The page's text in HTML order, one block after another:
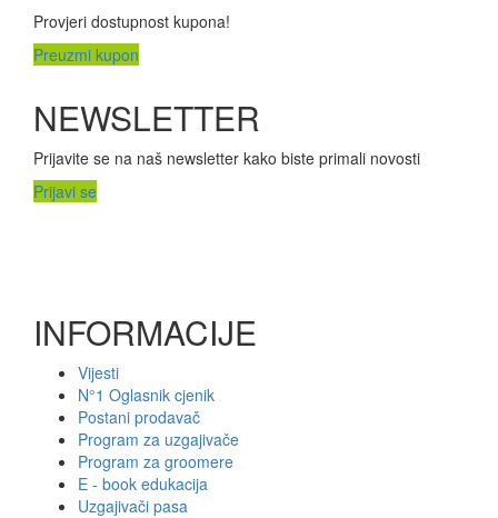
Provjeri dostupnost kupona!
Preuzmi kupon
NEWSLETTER
Prijavite se na naš newsletter kako biste primali novosti
Prijavi se
INFORMACIJE
Vijesti
N°1 Oglasnik cjenik
Postani prodavač
Program za uzgajivače
Program za groomere
E - book edukacija
Uzgajivači pasa